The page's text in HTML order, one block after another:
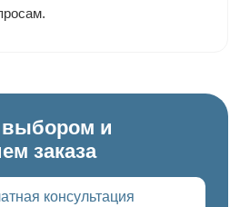
и
заказа
консультация